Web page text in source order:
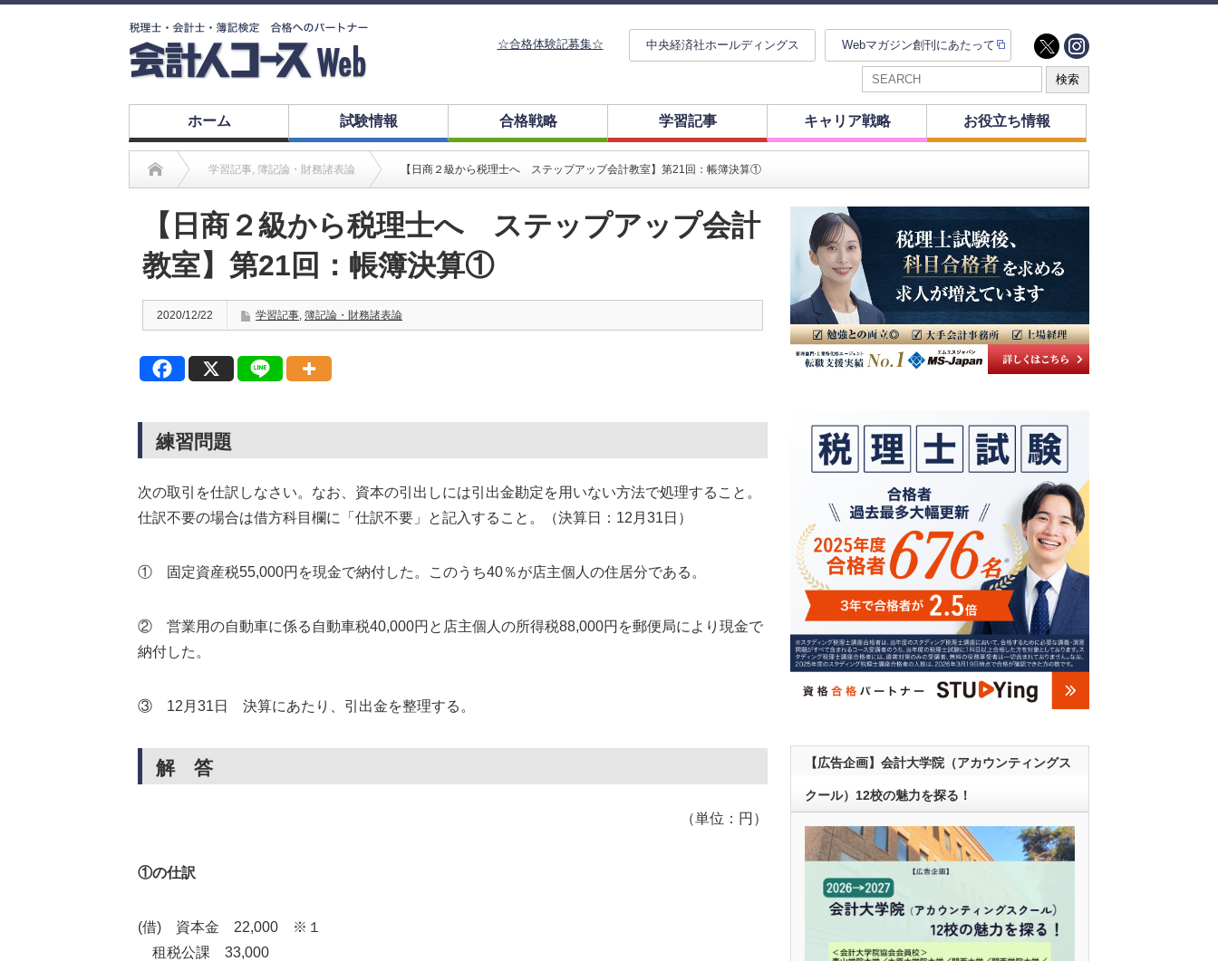
☆合格体験記募集☆ 中央経済社ホールディングス Webマガジン創刊にあたって
ホーム 試験情報 合格戦略 学習記事 キャリア戦略 お役立ち情報
学習記事, 簿記論・財務諸表論 【日商２級から税理士へ ステップアップ会計教室】第21回：帳簿決算①
【日商２級から税理士へ ステップアップ会計
教室】第21回：帳簿決算①
2020/12/22 学習記事, 簿記論・財務諸表論
練習問題
次の取引を仕訳しなさい。なお、資本の引出しには引出金勘定を用いない方法で処理すること。
仕訳不要の場合は借方科目欄に「仕訳不要」と記入すること。（決算日：12月31日）
① 固定資産税55,000円を現金で納付した。このうち40％が店主個人の住居分である。
② 営業用の自動車に係る自動車税40,000円と店主個人の所得税88,000円を郵便局により現金で
納付した。
③ 12月31日 決算にあたり、引出金を整理する。
解 答
（単位：円）
①の仕訳
(借) 資本金 22,000 ※１
租税公課 33,000
【広告企画】会計大学院（アカウンティングス
クール）12校の魅力を探る！